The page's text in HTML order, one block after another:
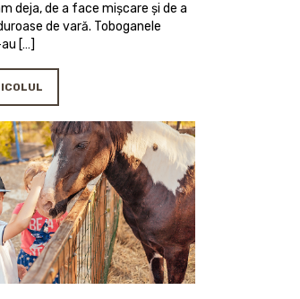
deja, de a face mișcare și de a
de vară. Toboganele
[…]